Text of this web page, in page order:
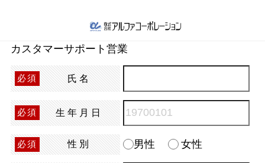
カスタマーサポート営業
必須 氏名
必須 生年月日
必須 性別 男性 女性